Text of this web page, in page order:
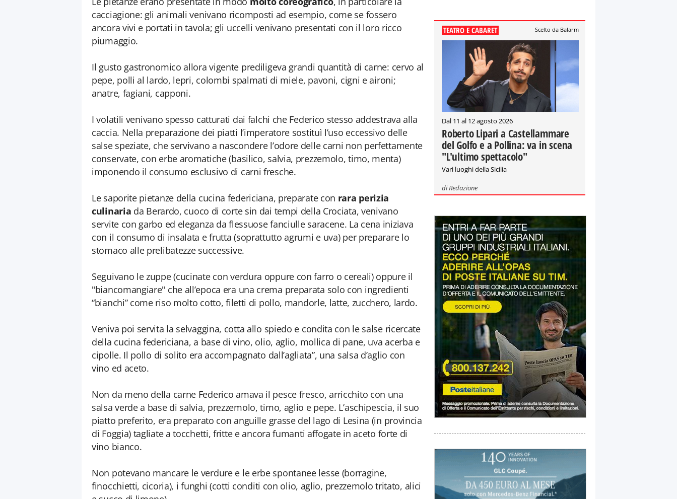
cacciagione: gli animali venivano ricomposti ad esempio, come se fossero
ancora vivi e portati in tavola; gli uccelli venivano presentati con il loro ricco
piumaggio.
Il gusto gastronomico allora vigente prediligeva grandi quantità di carne: cervo al
pepe, polli al lardo, lepri, colombi spalmati di miele, pavoni, cigni e aironi;
anatre, fagiani, capponi.
I volatili venivano spesso catturati dai falchi che Federico stesso addestrava alla
caccia. Nella preparazione dei piatti l’imperatore sostituì l’uso eccessivo delle
salse speziate, che servivano a nascondere l’odore delle carni non perfettamente
conservate, con erbe aromatiche (basilico, salvia, prezzemolo, timo, menta)
imponendo il consumo esclusivo di carni fresche.
Le saporite pietanze della cucina federiciana, preparate con rara perizia
culinaria da Berardo, cuoco di corte sin dai tempi della Crociata, venivano
servite con garbo ed eleganza da flessuose fanciulle saracene. La cena iniziava
con il consumo di insalata e frutta (soprattutto agrumi e uva) per preparare lo
stomaco alle prelibatezze successive.
Seguivano le zuppe (cucinate con verdura oppure con farro o cereali) oppure il
"biancomangiare" che all’epoca era una crema preparata solo con ingredienti
“bianchi” come riso molto cotto, filetti di pollo, mandorle, latte, zucchero, lardo.
Veniva poi servita la selvaggina, cotta allo spiedo e condita con le salse ricercate
della cucina federiciana, a base di vino, olio, aglio, mollica di pane, uva acerba e
cipolle. Il pollo di solito era accompagnato dall’agliata”, una salsa d’aglio con
vino ed aceto.
Non da meno della carne Federico amava il pesce fresco, arricchito con una
salsa verde a base di salvia, prezzemolo, timo, aglio e pepe. L’aschipescia, il suo
piatto preferito, era preparato con anguille grasse del lago di Lesina (in provincia
di Foggia) tagliate a tocchetti, fritte e ancora fumanti affogate in aceto forte di
vino bianco.
Non potevano mancare le verdure e le erbe spontanee lesse (borragine,
finocchietti, cicoria), i funghi (cotti conditi con olio, aglio, prezzemolo tritato, alici
TEATRO E CABARET Scelto da Balarm
Dal 11 al 12 agosto 2026
Roberto Lipari a Castellammare
del Golfo e a Pollina: va in scena
"L'ultimo spettacolo"
Vari luoghi della Sicilia
diRedazione